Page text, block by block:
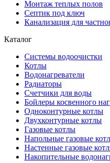
Монтаж теплых полов
Септик под ключ
Канализация для
Каталог
Системы водоочистки
Котлы
Водонагреватели
Радиаторы
Cчетчики для воды
Бойлеры косвенного
Одноконтурные котлы
Двухконтурные котлы
Газовые котлы
Напольные газовые
Настенные газовые
Накопительные